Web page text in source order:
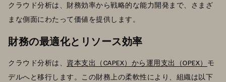
クラウド分析は、財務効率から戦略的な能力開発まで、さまざ
まな側面にわたって価値を提供します。
財務の最適化とリソース効率
クラウド分析は、 資本支出（CAPEX）から運用支出（OPEX） モ
デルへと移行します。この財務上の柔軟性により、組織は以下